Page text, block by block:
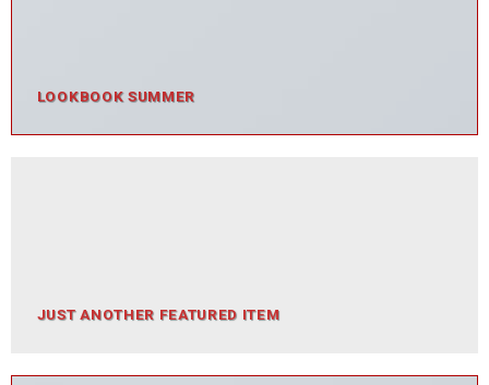
LOOKBOOK SUMMER
JUST ANOTHER FEATURED ITEM